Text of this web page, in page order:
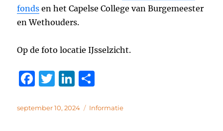
fonds en het Capelse College van Burgemeester
en Wethouders.
Op de foto locatie IJsselzicht.
F
c
T
it
Li
k e
Geplaatst
september 10, 2024 Categorieën
Informatie